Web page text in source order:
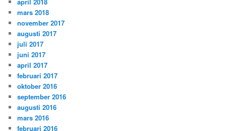
mars 2018
november 2017
augusti 2017
juli 2017
juni 2017
april 2017
februari 2017
oktober 2016
september 2016
augusti 2016
mars 2016
februari 2016